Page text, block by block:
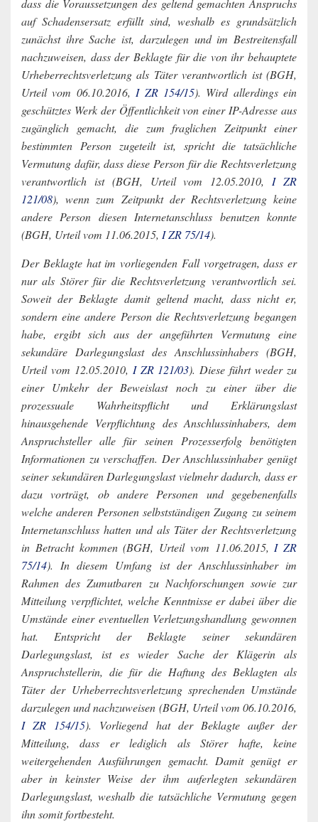
auf Schadensersatz erfüllt sind, weshalb es grundsätzlich
zunächst ihre Sache ist, darzulegen und im Bestreitensfall
nachzuweisen, dass der Beklagte für die von ihr behauptete
Urheberrechtsverletzung als Täter verantwortlich ist (BGH,
Urteil vom 06.10.2016, I ZR 154/15). Wird allerdings ein
geschütztes Werk der Öffentlichkeit von einer IP-Adresse aus
zugänglich gemacht, die zum fraglichen Zeitpunkt einer
bestimmten Person zugeteilt ist, spricht die tatsächliche
Vermutung dafür, dass diese Person für die Rechtsverletzung
verantwortlich ist (BGH, Urteil vom 12.05.2010, I ZR
121/08), wenn zum Zeitpunkt der Rechtsverletzung keine
andere Person diesen Internetanschluss benutzen konnte
(BGH, Urteil vom 11.06.2015, I ZR 75/14).
Der Beklagte hat im vorliegenden Fall vorgetragen, dass er
nur als Störer für die Rechtsverletzung verantwortlich sei.
Soweit der Beklagte damit geltend macht, dass nicht er,
sondern eine andere Person die Rechtsverletzung begangen
habe, ergibt sich aus der angeführten Vermutung eine
sekundäre Darlegungslast des Anschlussinhabers (BGH,
Urteil vom 12.05.2010, I ZR 121/03). Diese führt weder zu
einer Umkehr der Beweislast noch zu einer über die
prozessuale Wahrheitspflicht und Erklärungslast
hinausgehende Verpflichtung des Anschlussinhabers, dem
Anspruchsteller alle für seinen Prozesserfolg benötigten
Informationen zu verschaffen. Der Anschlussinhaber genügt
seiner sekundären Darlegungslast vielmehr dadurch, dass er
dazu vorträgt, ob andere Personen und gegebenenfalls
welche anderen Personen selbstständigen Zugang zu seinem
Internetanschluss hatten und als Täter der Rechtsverletzung
in Betracht kommen (BGH, Urteil vom 11.06.2015, I ZR
75/14). In diesem Umfang ist der Anschlussinhaber im
Rahmen des Zumutbaren zu Nachforschungen sowie zur
Mitteilung verpflichtet, welche Kenntnisse er dabei über die
Umstände einer eventuellen Verletzungshandlung gewonnen
hat. Entspricht der Beklagte seiner sekundären
Darlegungslast, ist es wieder Sache der Klägerin als
Anspruchstellerin, die für die Haftung des Beklagten als
Täter der Urheberrechtsverletzung sprechenden Umstände
darzulegen und nachzuweisen (BGH, Urteil vom 06.10.2016,
I ZR 154/15). Vorliegend hat der Beklagte außer der
Mitteilung, dass er lediglich als Störer hafte, keine
weitergehenden Ausführungen gemacht. Damit genügt er
aber in keinster Weise der ihm auferlegten sekundären
Darlegungslast, weshalb die tatsächliche Vermutung gegen
ihn somit fortbesteht.